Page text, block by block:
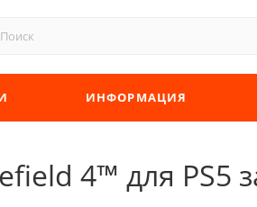
ИНФОРМАЦИЯ
4™ для PS5